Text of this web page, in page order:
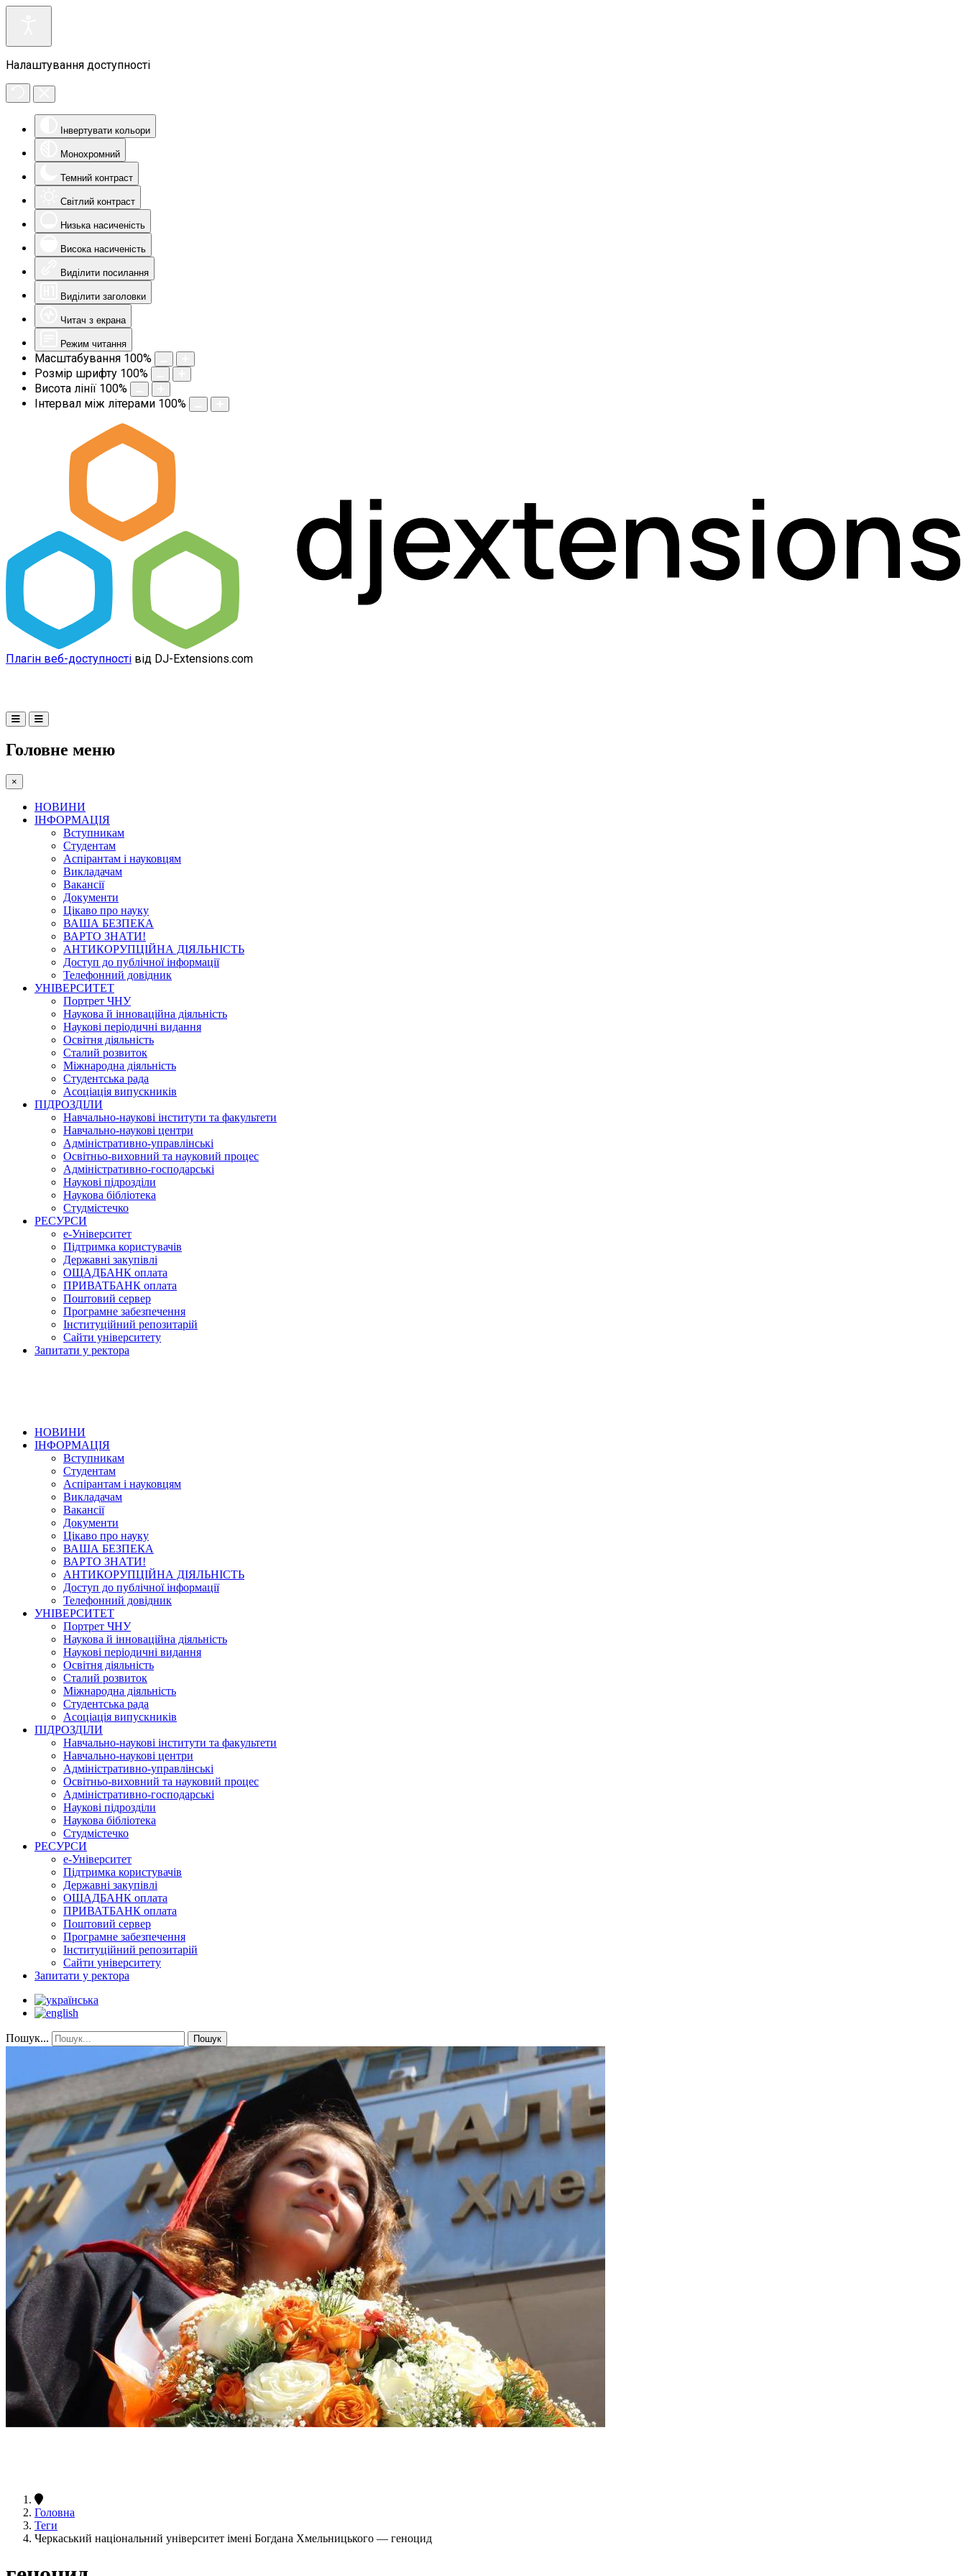
Налаштування доступності
Інвертувати кольори
Монохромний
Темний контраст
Світлий контраст
Низька насиченість
Висока насиченість
Виділити посилання
Виділити заголовки
Читач з екрана
Режим читання
Масштабування 100%
Розмір шрифту 100%
Висота лінії 100%
Інтервал між літерами 100%
Плагін веб-доступності від DJ-Extensions.com
Головне меню
×
НОВИНИ
ІНФОРМАЦІЯ
Вступникам
Студентам
Аспірантам і науковцям
Викладачам
Вакансії
Документи
Цікаво про науку
ВАША БЕЗПЕКА
ВАРТО ЗНАТИ!
АНТИКОРУПЦІЙНА ДІЯЛЬНІСТЬ
Доступ до публічної інформації
Телефонний довідник
УНІВЕРСИТЕТ
Портрет ЧНУ
Наукова й інноваційна діяльність
Наукові періодичні видання
Освітня діяльність
Сталий розвиток
Міжнародна діяльність
Студентська рада
Асоціація випускників
ПІДРОЗДІЛИ
Навчально-наукові інститути та факультети
Навчально-наукові центри
Адміністративно-управлінські
Освітньо-виховний та науковий процес
Адміністративно-господарські
Наукові підрозділи
Наукова бібліотека
Студмістечко
РЕСУРСИ
е-Університет
Підтримка користувачів
Державні закупівлі
ОЩАДБАНК оплата
ПРИВАТБАНК оплата
Поштовий сервер
Програмне забезпечення
Інституційний репозитарій
Сайти університету
Запитати у ректора
НОВИНИ
ІНФОРМАЦІЯ
Вступникам
Студентам
Аспірантам і науковцям
Викладачам
Вакансії
Документи
Цікаво про науку
ВАША БЕЗПЕКА
ВАРТО ЗНАТИ!
АНТИКОРУПЦІЙНА ДІЯЛЬНІСТЬ
Доступ до публічної інформації
Телефонний довідник
УНІВЕРСИТЕТ
Портрет ЧНУ
Наукова й інноваційна діяльність
Наукові періодичні видання
Освітня діяльність
Сталий розвиток
Міжнародна діяльність
Студентська рада
Асоціація випускників
ПІДРОЗДІЛИ
Навчально-наукові інститути та факультети
Навчально-наукові центри
Адміністративно-управлінські
Освітньо-виховний та науковий процес
Адміністративно-господарські
Наукові підрозділи
Наукова бібліотека
Студмістечко
РЕСУРСИ
е-Університет
Підтримка користувачів
Державні закупівлі
ОЩАДБАНК оплата
ПРИВАТБАНК оплата
Поштовий сервер
Програмне забезпечення
Інституційний репозитарій
Сайти університету
Запитати у ректора
Пошук... Пошук
Головна
Теги
Черкаський національний університет імені Богдана Хмельницького — геноцид